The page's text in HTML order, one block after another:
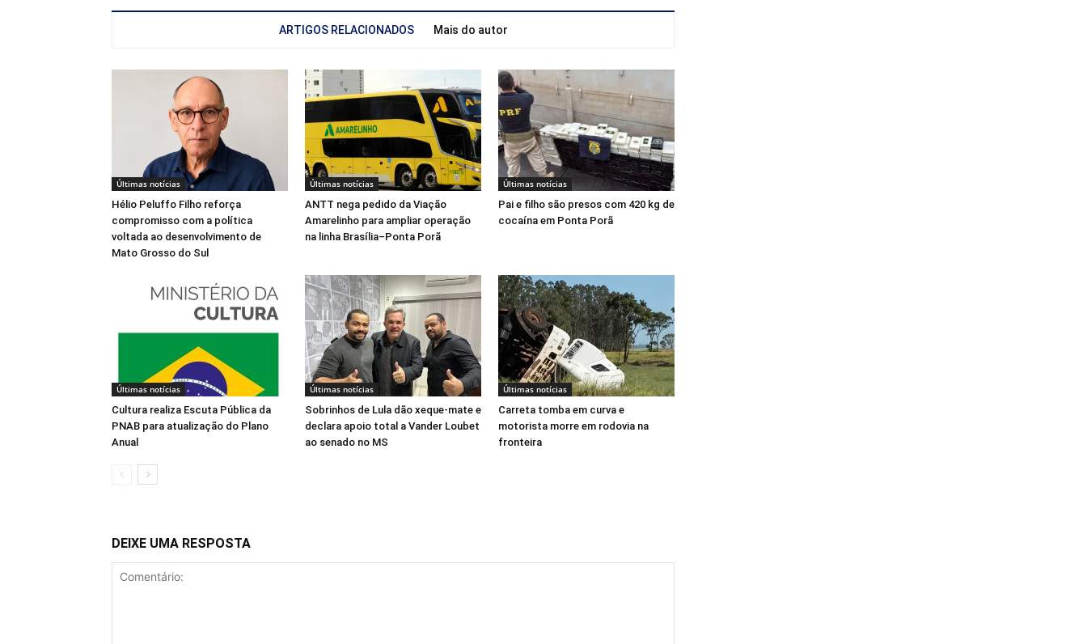
ARTIGOS RELACIONADOS Mais do autor
Últimas notícias
Hélio Peluffo Filho reforça
compromisso com a política
voltada ao desenvolvimento de
Mato Grosso do Sul
Últimas notícias
ANTT nega pedido da Viação
Amarelinho para ampliar operação
na linha Brasília–Ponta Porã
Últimas notícias
Pai e filho são presos com 420 kg de
cocaína em Ponta Porã
Últimas notícias
Cultura realiza Escuta Pública da
PNAB para atualização do Plano
Anual
Últimas notícias
Sobrinhos de Lula dão xeque-mate e
declara apoio total a Vander Loubet
ao senado no MS
Últimas notícias
Carreta tomba em curva e
motorista morre em rodovia na
fronteira
DEIXE UMA RESPOSTA